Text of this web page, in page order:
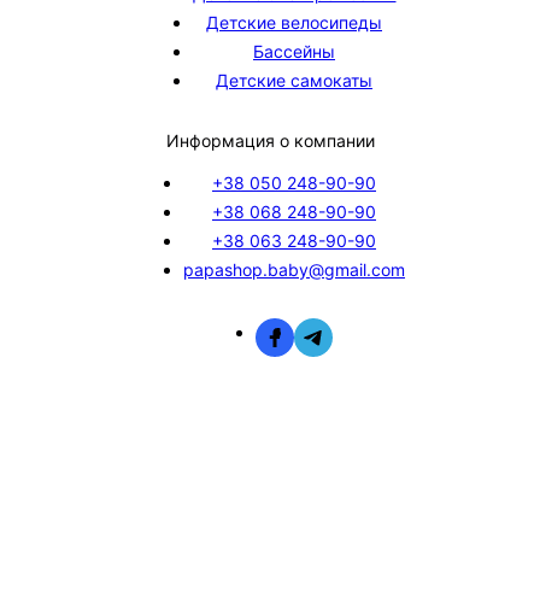
Детские велосипеды
Бассейны
Детские самокаты
Информация о компании
+38 050 248-90-90
+38 068 248-90-90
+38 063 248-90-90
papashop.baby@gmail.com